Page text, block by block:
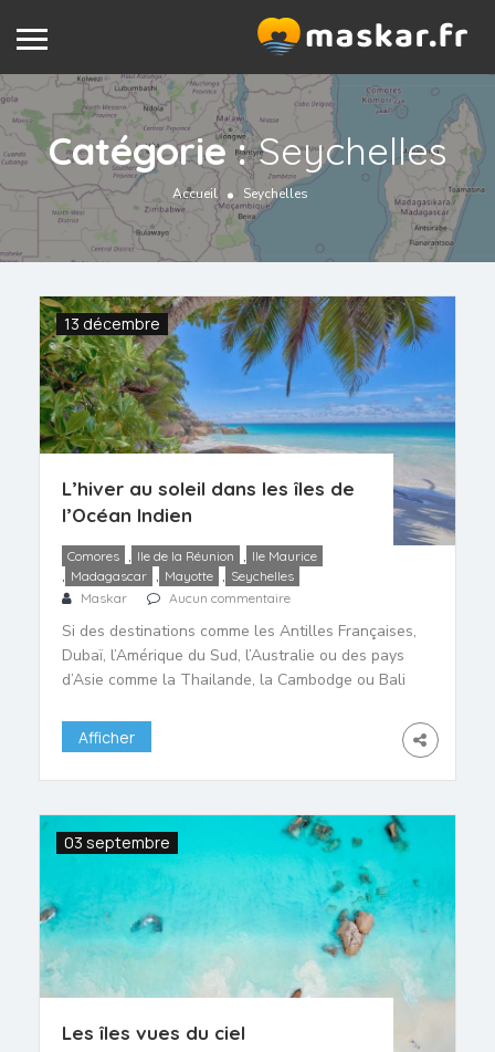
Catégorie :Seychelles
Accueil Seychelles
L’hiver au soleil dans les îles de
l’Océan Indien
13 décembre
Comores , Ile de la Réunion , Ile Maurice
, Madagascar , Mayotte , Seychelles
Maskar
Aucun commentaire
Si des destinations comme les Antilles Françaises,
Dubaï, l’Amérique du Sud, l’Australie ou des pays
d’Asie comme la Thailande, la Cambodge ou Bali
soleil en hiver, les îles de l’Océan Indien ont des
avantages qui méritent de s’y attarder. Un des
plus important est le décalage horaire […]
Afficher
Les îles vues du ciel
03 septembre